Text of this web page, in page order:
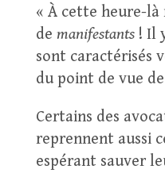
« À cette heure-là
de manifestants! Il
sont caractérisés
du point de vue
Certains des
reprennent aussi
espérant sauver